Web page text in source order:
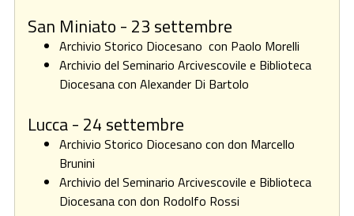
San Miniato - 23 settembre
Archivio Storico Diocesano con Paolo Morelli
Archivio del Seminario Arcivescovile e Biblioteca
Diocesana con Alexander Di Bartolo
Lucca - 24 settembre
Archivio Storico Diocesano con don Marcello
Brunini
Archivio del Seminario Arcivescovile e Biblioteca
Diocesana con don Rodolfo Rossi